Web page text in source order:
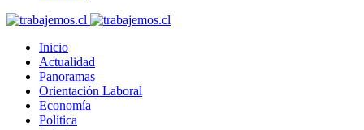
Inicio
Actualidad
Panoramas
Orientación Laboral
Economía
Política